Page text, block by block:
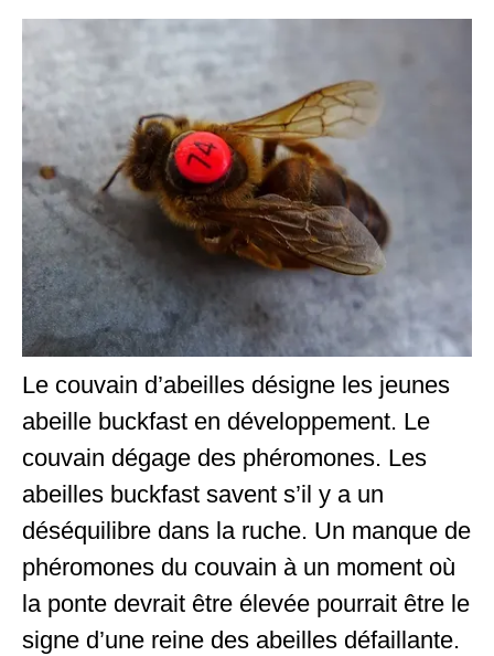
Le couvain d’abeilles désigne les jeunes
abeille buckfast en développement. Le
couvain dégage des phéromones. Les
abeilles buckfast savent s’il y a un
déséquilibre dans la ruche. Un manque de
phéromones du couvain à un moment où
la ponte devrait être élevée pourrait être le
signe d’une reine des abeilles défaillante.